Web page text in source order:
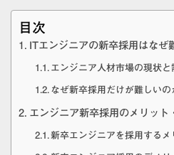
目次
ITエンジニアの新卒採用はなぜ
エンジニア人材市場の現状と
なぜ新卒採用だけが難しいの
エンジニア新卒採用のメリット
新卒エンジニアを採用するメ